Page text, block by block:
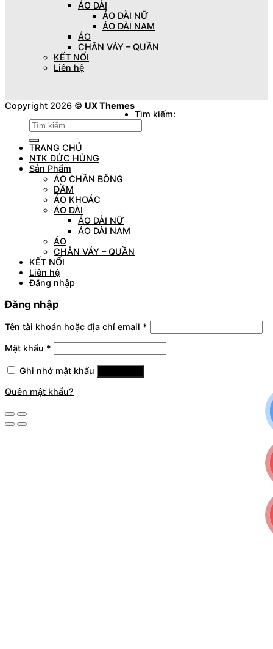
ÁO DÀI
ÁO DÀI NỮ
ÁO DÀI NAM
ÁO
CHÂN VÁY – QUẦN
KẾT NỐI
Liên hệ
Copyright 2026 © UX Themes
Tìm kiếm:
TRANG CHỦ
NTK ĐỨC HÙNG
Sản Phẩm
ÁO CHẦN BÔNG
ĐẦM
ÁO KHOÁC
ÁO DÀI
ÁO DÀI NỮ
ÁO DÀI NAM
ÁO
CHÂN VÁY – QUẦN
KẾT NỐI
Liên hệ
Đăng nhập
Đăng nhập
Tên tài khoản hoặc địa chỉ email *
Mật khẩu *
Ghi nhớ mật khẩu
Quên mật khẩu?